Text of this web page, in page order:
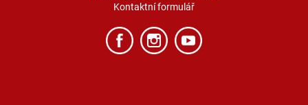
Kontaktní formulář